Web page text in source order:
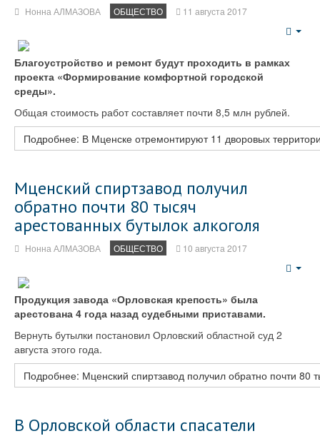
Нонна АЛМАЗОВА ОБЩЕСТВО 11 августа 2017
Благоустройство и ремонт будут проходить в рамках
проекта «Формирование комфортной городской
среды».
Общая стоимость работ составляет почти 8,5 млн рублей.
Подробнее: В Мценске отремонтируют 11 дворовых
Мценский спиртзавод получил
обратно почти 80 тысяч
арестованных бутылок алкоголя
Нонна АЛМАЗОВА ОБЩЕСТВО 10 августа 2017
Продукция завода «Орловская крепость» была
арестована 4 года назад судебными приставами.
Вернуть бутылки постановил Орловский областной суд 2
августа этого года.
Подробнее: Мценский спиртзавод получил обратно почти 80
В Орловской области спасатели